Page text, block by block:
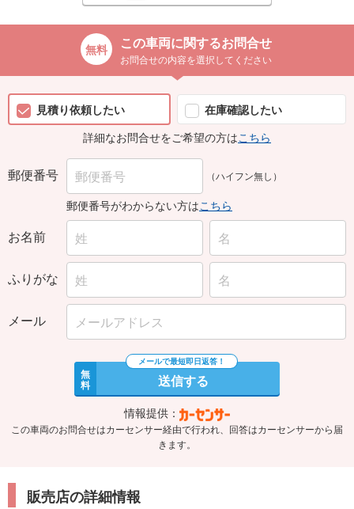
この車両に関するお問合せ
お問合せの内容を選択してください
見積り依頼したい
在庫確認したい
詳細なお問合せをご希望の方はこちら
郵便番号 （ハイフン無し）
郵便番号がわからない方はこちら
お名前
ふりがな
メール
無
料 送信する
情報提供：
この車両のお問合せはカーセンサー経由で行われ、回答はカーセンサーから届
きます。
販売店の詳細情報